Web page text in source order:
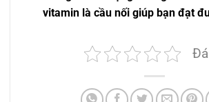
vitamin là cầu nối giúp bạn đạt